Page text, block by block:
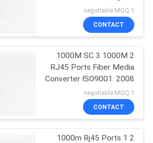
جولة
في
المعمل
رقابة
جودة
اتصل
Media Converter 2 Ports
negotiable MOQ:1
CONTACT
2 1000M SC 3 1000M
RJ45 Ports Fiber Media
Converter ISO9001: 2008
negotiable MOQ:1
CONTACT
2 1000m Rj45 Ports 1